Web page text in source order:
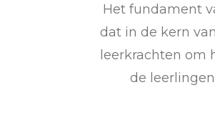
Het fundament
dat in de kern
leerkrachten om
de